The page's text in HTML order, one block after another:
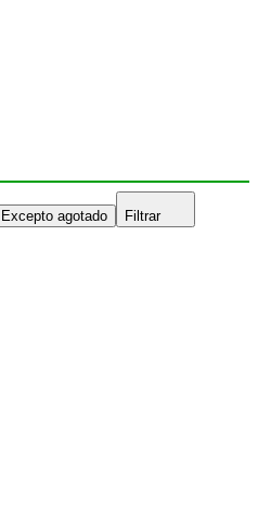
Excepto agotado Filtrar